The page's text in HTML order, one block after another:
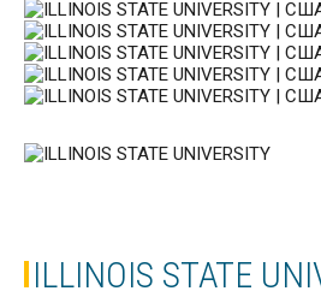
ILLINOIS STATE